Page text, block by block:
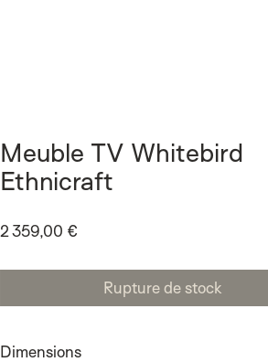
Meuble TV Whitebird
Ethnicraft
2 359,00 €
Rupture de stock
Dimensions